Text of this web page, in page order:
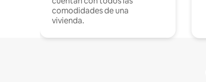
comodidades de una
vivienda.